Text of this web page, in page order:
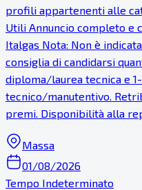
profili appartenenti alle
Utili Annuncio completo e
Italgas Nota: Non è
consiglia di candidarsi
diploma/laurea tecnica e
tecnico/manutentivo.
premi. Disponibilità alla
Massa
01/08/2026
Tempo Indeterminato